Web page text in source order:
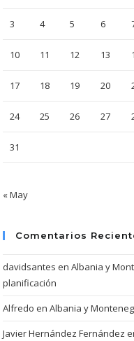
3 4 5 6
10 11 12 13
17 18 19 20
24 25 26 27
31
« May
Comentarios
davidsantes en Albania y
planificación
Alfredo en Albania y
Javier Hernández Fernández